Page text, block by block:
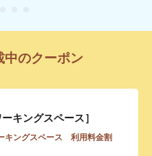
中のクーポン
キングスペース］
キングスペース 利用料金割